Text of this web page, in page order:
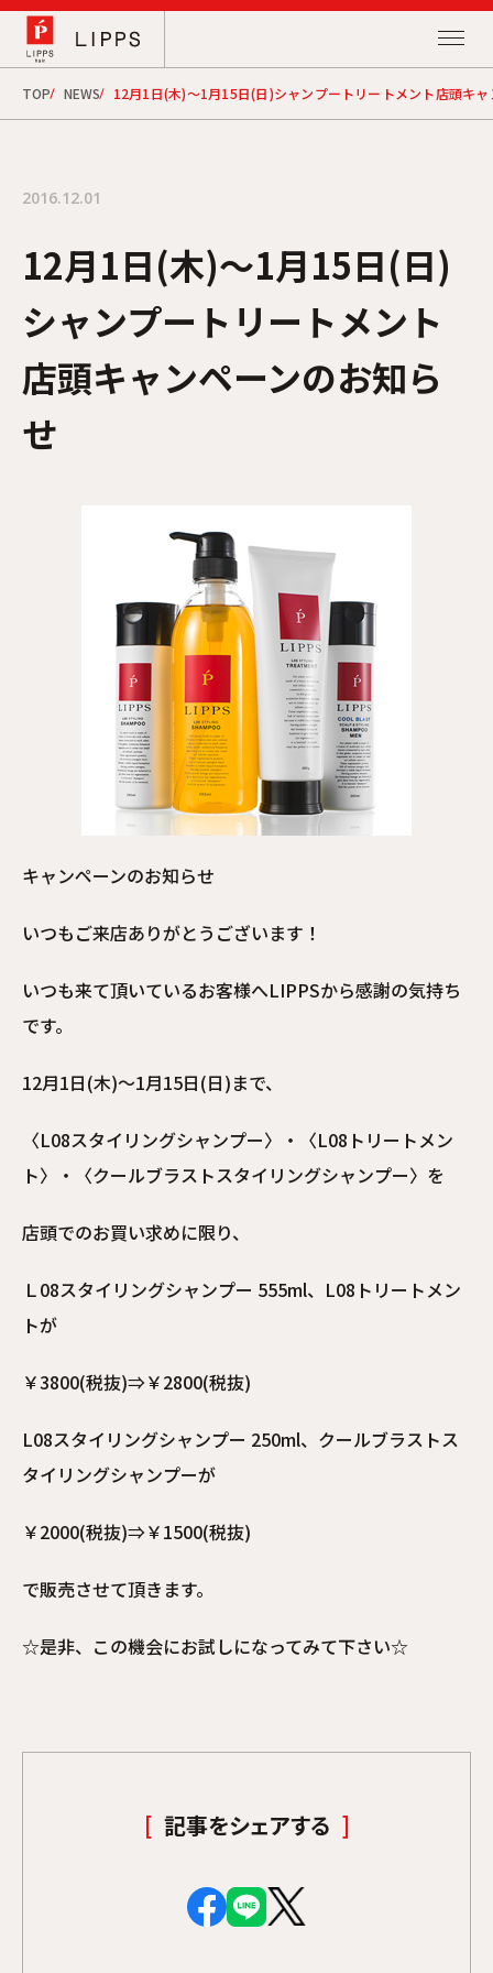
TOP NEWS 12月1日(木)～1月15日(日)シャンプートリートメント店頭キ
2016.12.01
12月1日(木)～1月15日(日)
シャンプートリートメント
店頭キャンペーンのお知ら
せ
キャンペーンのお知らせ
いつもご来店ありがとうございます！
いつも来て頂いているお客様へLIPPSから感謝の気持ち
です。
12月1日(木)～1月15日(日)まで、
〈L08スタイリングシャンプー〉・〈L08トリートメン
ト〉・〈クールブラストスタイリングシャンプー〉を
店頭でのお買い求めに限り、
Ｌ08スタイリングシャンプー 555ml、L08トリートメン
トが
￥3800(税抜)⇒￥2800(税抜)
L08スタイリングシャンプー 250ml、クールブラストス
タイリングシャンプーが
￥2000(税抜)⇒￥1500(税抜)
で販売させて頂きます。
☆是非、この機会にお試しになってみて下さい☆
記事をシェアする